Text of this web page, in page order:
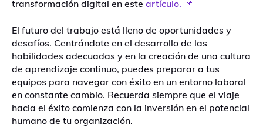
transformación digital en este artículo. 📌
El futuro del trabajo está lleno de oportunidades y
desafíos. Centrándote en el desarrollo de las
habilidades adecuadas y en la creación de una cultura
de aprendizaje continuo, puedes preparar a tus
equipos para navegar con éxito en un entorno laboral
en constante cambio. Recuerda siempre que el viaje
hacia el éxito comienza con la inversión en el potencial
humano de tu organización.